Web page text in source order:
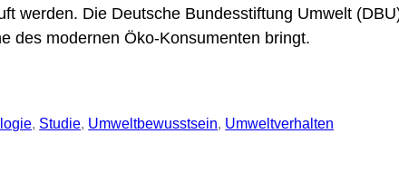
werden. Die Deutsche Bundesstiftung Umwelt
des modernen Öko-Konsumenten bringt.
, Studie, Umweltbewusstsein, Umweltverhalten